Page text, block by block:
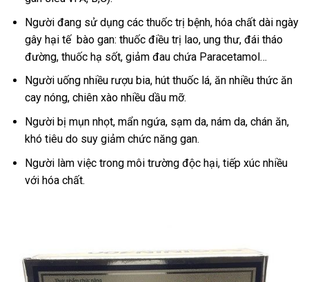
Người đang sử dụng các thuốc trị bệnh, hóa chất dài ngày
gây hại tế bào gan: thuốc điều trị lao, ung thư, đái tháo
đường, thuốc hạ sốt, giảm đau chứa Paracetamol…
Người uống nhiều rượu bia, hút thuốc lá, ăn nhiều thức ăn
cay nóng, chiên xào nhiều dầu mỡ.
Người bị mụn nhọt, mẩn ngứa, sạm da, nám da, chán ăn,
khó tiêu do suy giảm chức năng gan.
Người làm việc trong môi trường độc hại, tiếp xúc nhiều
với hóa chất.